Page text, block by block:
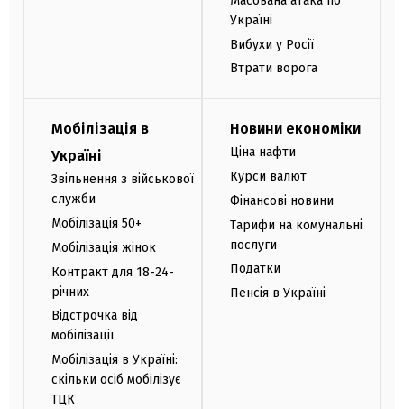
Україні
Вибухи у Росії
Втрати ворога
Мобілізація в
Україні
Звільнення з військової
служби
Мобілізація 50+
Мобілізація жінок
Контракт для 18-24-
річних
Відстрочка від
мобілізації
Мобілізація в Україні:
скільки осіб мобілізує
ТЦК
Новини економіки
Ціна нафти
Курси валют
Фінансові новини
Тарифи на комунальні
послуги
Податки
Пенсія в Україні